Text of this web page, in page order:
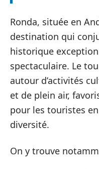
Ronda, située en
destination qui
historique
spectaculaire. Le
autour d’activités
et de plein air,
pour les touristes
diversité.
On y trouve